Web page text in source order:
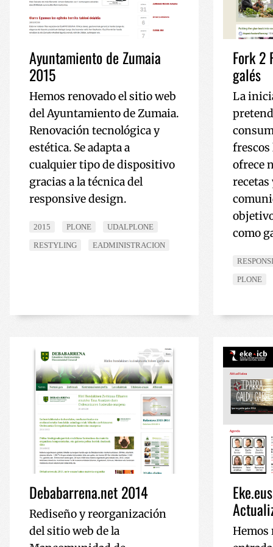
Ayuntamiento de Zumaia
2015
Hemos renovado el sitio web
del Ayuntamiento de Zumaia.
Renovación tecnológica y
estética. Se adapta a
cualquier tipo de dispositivo
gracias a la técnica del
responsive design.
2015 PLONE
UDALPLONE
RESTYLING
EADMINISTRACION
Fork 2
galés
La
frescos
ofrece
recetas
como
PLONE
Debabarrena.net 2014
Rediseño y reorganización
del sitio web de la
Hemos
__cf_bm
_GRECAPTCHA
Nombre
__Secure-
ROLLOUT_TOKEN
I18N_LANGUAGE